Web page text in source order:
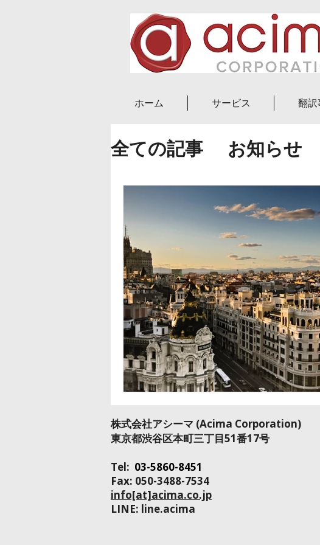
ホーム サービス 翻訳
全ての記事 お知らせ
ニュース
ブログ投稿
副業・起業
実績
​株式会社アシーマ​ (Acima Corporation)
​東京都渋谷区本町三丁目51番17号
Tel: 03-5860-8451
Fax: 050-3488-7534
info[at]acima.co.jp
LINE: line.acima